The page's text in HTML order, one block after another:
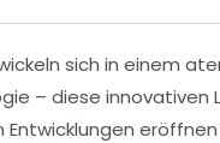
sich in einem
– diese innovativen